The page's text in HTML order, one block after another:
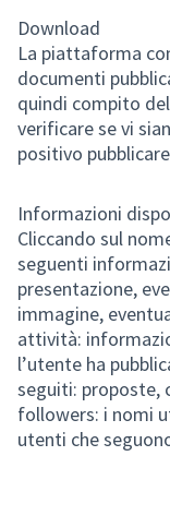
Download
La piattaforma
documenti
quindi compito
verificare se vi
positivo
Informazioni
Cliccando sul
seguenti
presentazione,
immagine,
attività:
l’utente ha
seguiti: proposte,
followers: i nomi
utenti che